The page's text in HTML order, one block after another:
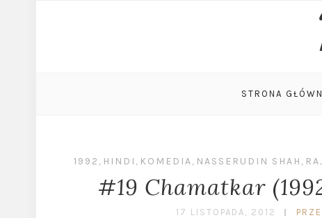
STRONA
1992 , HINDI , KOMEDIA, NASSERUDIN SHAH ,
#19 Chamatkar
17 LISTOPADA, 2012